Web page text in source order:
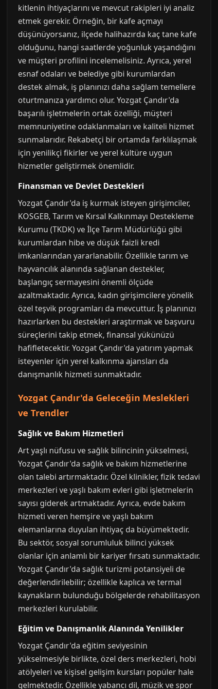
kitlenin ihtiyaçlarını ve mevcut rakipleri iyi analiz
etmek gerekir. Örneğin, bir kafe açmayı
düşünüyorsanız, ilçede halihazırda kaç tane kafe
olduğunu, hangi saatlerde yoğunluk yaşandığını
ve müşteri profilini incelemelisiniz. Ayrıca, yerel
esnaf odaları ve belediye gibi kurumlardan
destek almak, iş planınızı daha sağlam temellere
oturtmanıza yardımcı olur. Yozgat Çandır'da
başarılı işletmelerin ortak özelliği, müşteri
memnuniyetine odaklanmaları ve kaliteli hizmet
sunmalarıdır. Rekabetçi bir ortamda farklılaşmak
için yenilikçi fikirler ve yerel kültüre uygun
hizmetler geliştirmek önemlidir.
Finansman ve Devlet Destekleri
Yozgat Çandır'da iş kurmak isteyen girişimciler,
KOSGEB, Tarım ve Kırsal Kalkınmayı Destekleme
Kurumu (TKDK) ve İlçe Tarım Müdürlüğü gibi
kurumlardan hibe ve düşük faizli kredi
imkanlarından yararlanabilir. Özellikle tarım ve
hayvancılık alanında sağlanan destekler,
başlangıç sermayesini önemli ölçüde
azaltmaktadır. Ayrıca, kadın girişimcilere yönelik
özel teşvik programları da mevcuttur. İş planınızı
hazırlarken bu destekleri araştırmak ve başvuru
süreçlerini takip etmek, finansal yükünüzü
hafifletecektir. Yozgat Çandır'da yatırım yapmak
isteyenler için yerel kalkınma ajansları da
danışmanlık hizmeti sunmaktadır.
Yozgat Çandır'da Geleceğin Meslekleri
ve Trendler
Sağlık ve Bakım Hizmetleri
Art yaşlı nüfusu ve sağlık bilincinin yükselmesi,
Yozgat Çandır'da sağlık ve bakım hizmetlerine
olan talebi artırmaktadır. Özel klinikler, fizik tedavi
merkezleri ve yaşlı bakım evleri gibi işletmelerin
sayısı giderek artmaktadır. Ayrıca, evde bakım
hizmeti veren hemşire ve yaşlı bakım
elemanlarına duyulan ihtiyaç da büyümektedir.
Bu sektör, sosyal sorumluluk bilinci yüksek
olanlar için anlamlı bir kariyer fırsatı sunmaktadır.
Yozgat Çandır'da sağlık turizmi potansiyeli de
değerlendirilebilir; özellikle kaplıca ve termal
kaynakların bulunduğu bölgelerde rehabilitasyon
merkezleri kurulabilir.
Eğitim ve Danışmanlık Alanında Yenilikler
Yozgat Çandır'da eğitim seviyesinin
yükselmesiyle birlikte, özel ders merkezleri, hobi
atölyeleri ve kişisel gelişim kursları popüler hale
gelmektedir. Özellikle yabancı dil, müzik ve spor